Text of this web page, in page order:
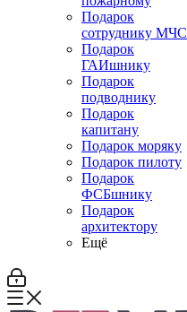
Подарок
сотруднику МЧС
Подарок
ГАИшнику
Подарок
подводнику
Подарок
капитану
Подарок моряку
Подарок пилоту
Подарок
ФСБшнику
Подарок
архитектору
Ещё